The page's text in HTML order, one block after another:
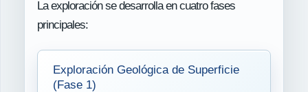
La exploración se desarrolla en cuatro fases
principales:
Exploración Geológica de Superficie
(Fase 1)